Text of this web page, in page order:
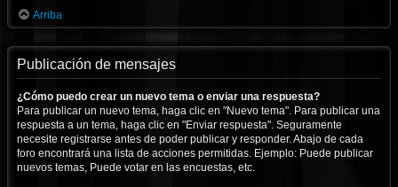
Arriba
Publicación de mensajes
¿Cómo puedo crear un nuevo tema o enviar una respuesta?
Para publicar un nuevo tema, haga clic en "Nuevo tema". Para publicar una
respuesta a un tema, haga clic en "Enviar respuesta". Seguramente
necesite registrarse antes de poder publicar y responder. Abajo de cada
foro encontrará una lista de acciones permitidas. Ejemplo: Puede publicar
nuevos temas, Puede votar en las encuestas, etc.